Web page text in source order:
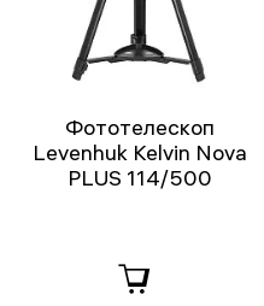
Фототелескоп
Levenhuk Kelvin Nova
PLUS 114/500